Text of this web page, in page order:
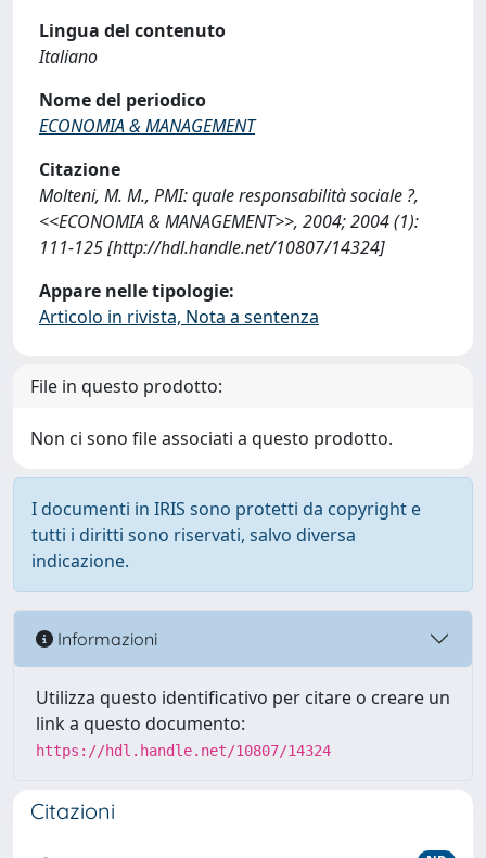
Lingua del contenuto
Italiano
Nome del periodico
ECONOMIA & MANAGEMENT
Citazione
Molteni, M. M., PMI: quale responsabilità sociale ?,
<<ECONOMIA & MANAGEMENT>>, 2004; 2004 (1):
111-125 [http://hdl.handle.net/10807/14324]
Appare nelle tipologie:
Articolo in rivista, Nota a sentenza
File in questo prodotto:
Non ci sono file associati a questo prodotto.
I documenti in IRIS sono protetti da copyright e
tutti i diritti sono riservati, salvo diversa
indicazione.
Informazioni
Utilizza questo identificativo per citare o creare un
link a questo documento:
https://hdl.handle.net/10807/14324
Citazioni